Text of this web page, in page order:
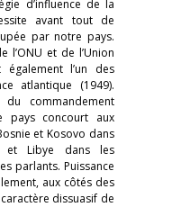
d’influence de la
avant tout de
par notre pays.
l’ONU et de l’Union
également l’un des
atlantique (1949).
commandement
pays concourt aux
et Kosovo dans
et Libye dans les
parlants. Puissance
aux côtés des
dissuasif de